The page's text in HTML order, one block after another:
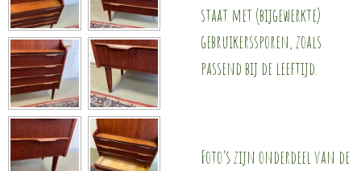
staat met (bijgewerkte)
gebruikerssporen, zoals
passend bij de leeftijd.
Foto’s zijn onderdeel van de